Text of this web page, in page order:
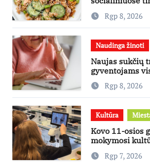
receptuRgp 8, 2026
Naudinga žinoti
Naujas sukčių
gyventojams
skambina per
Rgp 8, 2026
Kultūra
Kovo 11-osios
mokymosi
kaupimo – prie
taikymo
Rgp 7, 2026